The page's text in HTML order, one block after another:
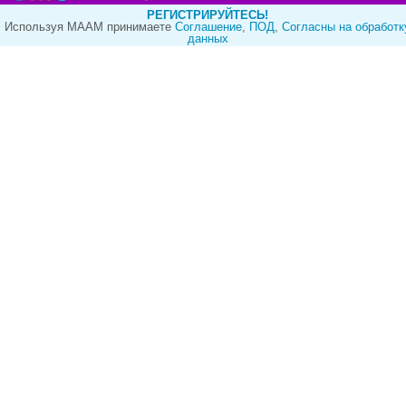
РЕГИСТРИРУЙТЕСЬ!
Используя МААМ принимаете Cоглашение, ПОД, Согласны на
данных